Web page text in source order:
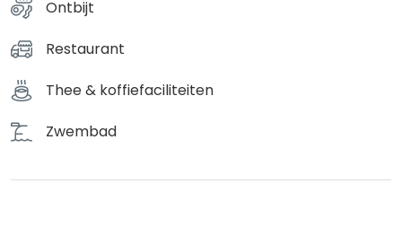
Ontbijt
Restaurant
Thee & koffiefaciliteiten
Zwembad